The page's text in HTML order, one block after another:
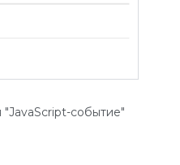
событие"